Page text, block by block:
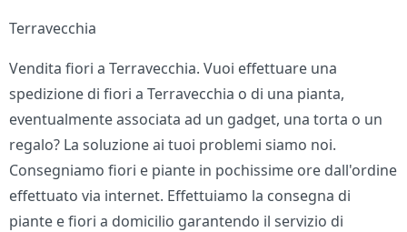
Terravecchia
Vendita fiori a Terravecchia. Vuoi effettuare una
spedizione di fiori a Terravecchia o di una pianta,
eventualmente associata ad un gadget, una torta o un
regalo? La soluzione ai tuoi problemi siamo noi.
Consegniamo fiori e piante in pochissime ore dall'ordine
effettuato via internet. Effettuiamo la consegna di
piante e fiori a domicilio garantendo il servizio di